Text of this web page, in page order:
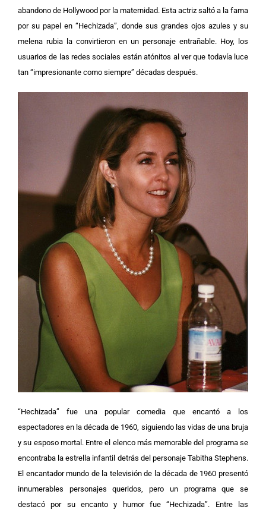
abandono de Hollywood por la maternidad. Esta actriz saltó a la fama
por su papel en “Hechizada”, donde sus grandes ojos azules y su
melena rubia la convirtieron en un personaje entrañable. Hoy, los
usuarios de las redes sociales están atónitos al ver que todavía luce
tan “impresionante como siempre” décadas después.
“Hechizada” fue una popular comedia que encantó a los
espectadores en la década de 1960, siguiendo las vidas de una bruja
y su esposo mortal. Entre el elenco más memorable del programa se
encontraba la estrella infantil detrás del personaje Tabitha Stephens.
El encantador mundo de la televisión de la década de 1960 presentó
innumerables personajes queridos, pero un programa que se
destacó por su encanto y humor fue “Hechizada”. Entre las